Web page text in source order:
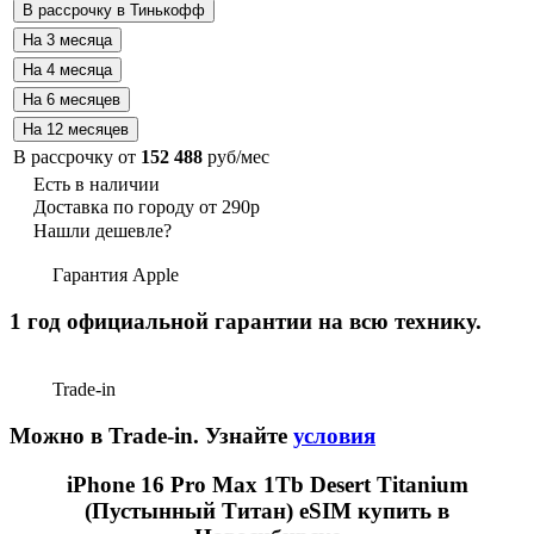
В рассрочку от 152 488 руб/мес
Есть в наличии
Доставка по городу от 290р
Нашли дешевле?
Гарантия Apple
1 год официальной гарантии на всю технику.
Trade-in
Можно в Trade-in. Узнайте условия
iPhone 16 Pro Max 1Tb Desert Titanium
(Пустынный Титан) eSIM купить в